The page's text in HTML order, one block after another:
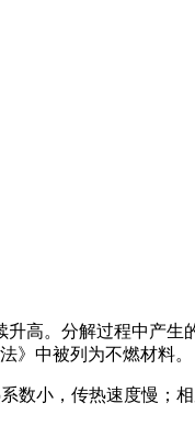
升高。分解过程中产
》中被列为不燃材料。
小，传热速度慢；